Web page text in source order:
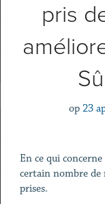
pris
op 23
En ce qui
certain nombre de
prises.